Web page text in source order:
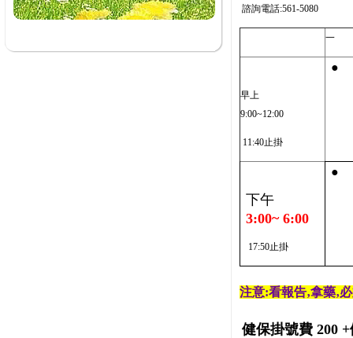
諮詢電話:561-5080
一
早上
9:00~12:00
11:40止掛
●
下午
3:00~ 6:00
17:50止掛
●
注意:看報告‚拿藥‚
健保掛號費 200 +